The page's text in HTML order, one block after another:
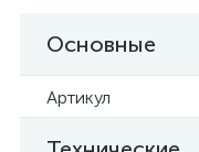
Основные
Артикул